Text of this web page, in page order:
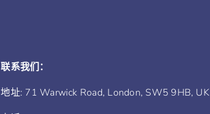
联系我们：
地址: 71 Warwick Road, London, SW5 9HB, UK